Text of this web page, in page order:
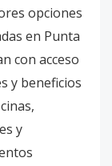
opciones
en Punta
con acceso
y beneficios
y